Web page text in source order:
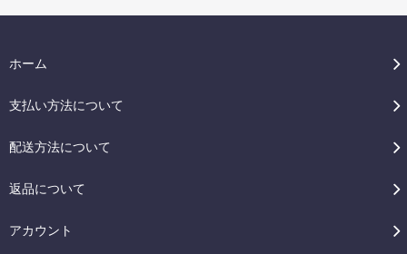
ホーム
支払い方法について
配送方法について
返品について
アカウント